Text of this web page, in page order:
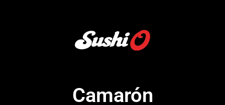
Camarón